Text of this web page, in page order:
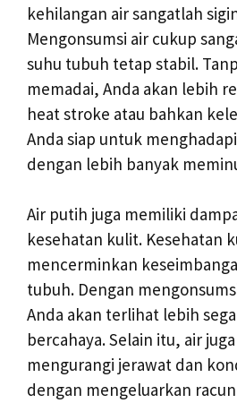
kehilangan air sangatlah
Mengonsumsi air cukup
suhu tubuh tetap stabil.
memadai, Anda akan lebih
heat stroke atau bahkan
Anda siap untuk
dengan lebih banyak
Air putih juga memiliki
kesehatan kulit. Kesehatan
mencerminkan
tubuh. Dengan
Anda akan terlihat lebih
bercahaya. Selain itu, air
mengurangi jerawat dan
dengan mengeluarkan